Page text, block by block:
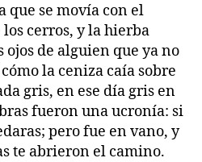
que se movía con el
cerros, y la hierba
ojos de alguien que ya no
la ceniza caía sobre
gris, en ese día gris en
fueron una ucronía: si
pero fue en vano, y
te abrieron el camino.